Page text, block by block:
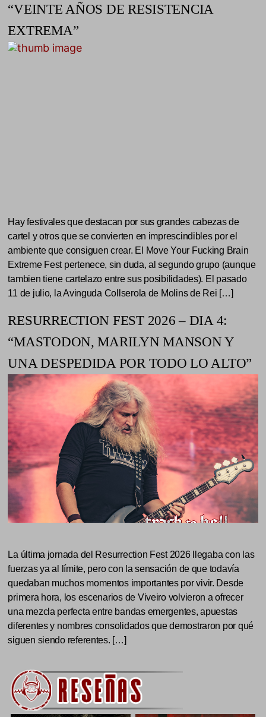
“VEINTE AÑOS DE RESISTENCIA
EXTREMA”
Hay festivales que destacan por sus grandes cabezas de
cartel y otros que se convierten en imprescindibles por el
ambiente que consiguen crear. El Move Your Fucking Brain
Extreme Fest pertenece, sin duda, al segundo grupo (aunque
tambien tiene cartelazo entre sus posibilidades). El pasado
11 de julio, la Avinguda Collserola de Molins de Rei […]
RESURRECTION FEST 2026 – DIA 4:
“MASTODON, MARILYN MANSON Y
UNA DESPEDIDA POR TODO LO ALTO”
La última jornada del Resurrection Fest 2026 llegaba con las
fuerzas ya al límite, pero con la sensación de que todavía
quedaban muchos momentos importantes por vivir. Desde
primera hora, los escenarios de Viveiro volvieron a ofrecer
una mezcla perfecta entre bandas emergentes, apuestas
diferentes y nombres consolidados que demostraron por qué
siguen siendo referentes. […]